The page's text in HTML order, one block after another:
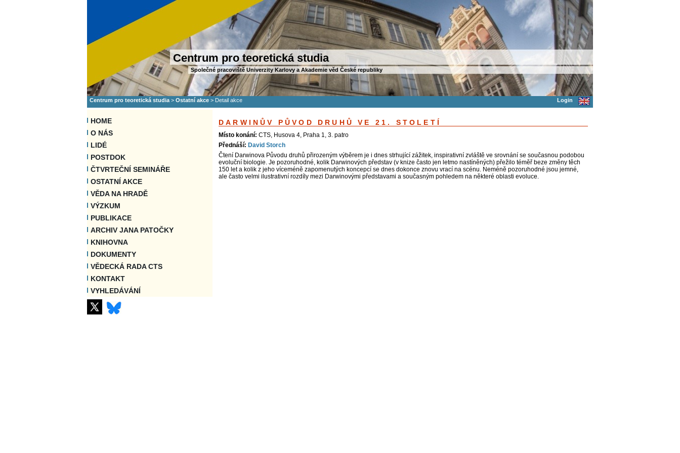
Centrum pro teoretická studia
Společné pracoviště Univerzity Karlovy a Akademie věd České republiky
Centrum pro teoretická studia > Ostatní akce > Detail akce Login
HOME
O NÁS
LIDÉ
POSTDOK
ČTVRTEČNÍ SEMINÁŘE
OSTATNÍ AKCE
VĚDA NA HRADĚ
VÝZKUM
PUBLIKACE
ARCHIV JANA PATOČKY
KNIHOVNA
DOKUMENTY
VĚDECKÁ RADA CTS
KONTAKT
VYHLEDÁVÁNÍ
DARWINŮV PŮVOD DRUHŮ VE 21. STOLETÍ
Místo konání: CTS, Husova 4, Praha 1, 3. patro
Přednáší: David Storch
Čtení Darwinova Původu druhů přirozeným výběrem je i dnes strhující zážitek, inspirativní zvláště ve srovnání se současnou podobou
evoluční biologie. Je pozoruhodné, kolik Darwinových představ (v knize často jen letmo nastíněných) přežilo téměř beze změny těch
150 let a kolik z jeho víceméně zapomenutých koncepcí se dnes dokonce znovu vrací na scénu. Neméně pozoruhodné jsou jemné,
ale často velmi ilustrativní rozdíly mezi Darwinovými představami a současným pohledem na některé oblasti evoluce.